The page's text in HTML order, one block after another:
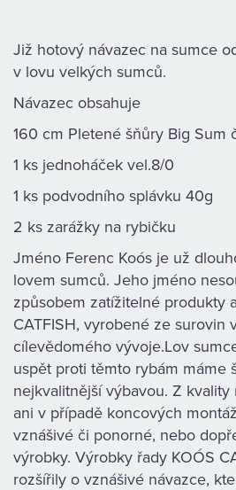
OBCHODNÍ
PODMÍNKY
KAMENNÁ
PRODEJNA
Již hotový návazec na sumce
v lovu velkých sumců.
Návazec obsahuje
160 cm Pletené šňůry Big Sum
1 ks jednoháček vel.8/0
1 ks podvodního splávku 40g
2 ks zarážky na rybičku
Jméno Ferenc Koós je už
lovem sumců. Jeho jméno
způsobem zatížitelné produkty
CATFISH, vyrobené ze surovin
cílevědomého vývoje.Lov
uspět proti těmto rybám máme
nejkvalitnější výbavou. Z
ani v případě koncových
vznášivé či ponorné, nebo
výrobky. Výrobky řady KOÓS
rozšířily o vznášivé návazce,